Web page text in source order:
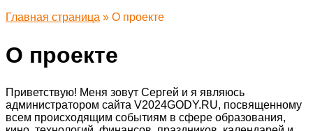
Главная страница » О проекте
О проекте
Приветствую! Меня зовут Сергей и я являюсь
администратором сайта V2024GODY.RU, посвященному
всем происходящим событиям в сфере образования,